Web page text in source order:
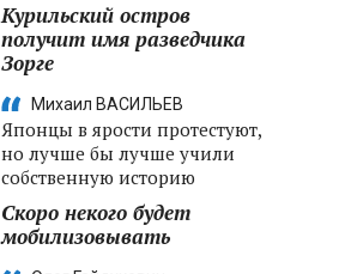
Курильский остров
получит имя разведчика
Зорге
Михаил ВАСИЛЬЕВ
Японцы в ярости протестуют,
но лучше бы лучше учили
собственную историю
Скоро некого будет
мобилизовывать